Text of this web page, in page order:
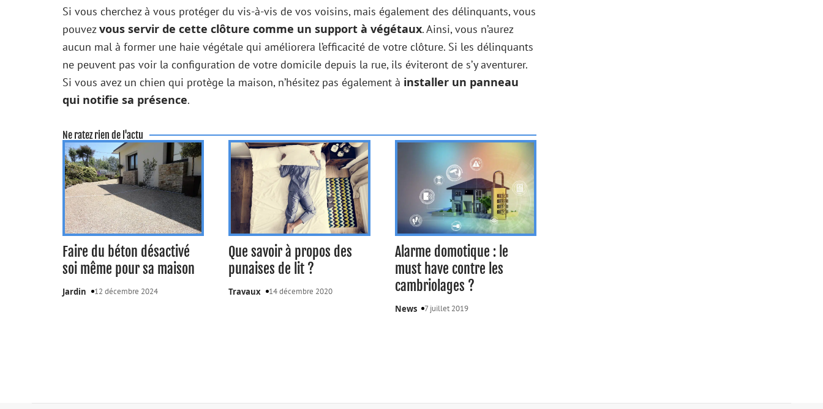
Si vous cherchez à vous protéger du vis-à-vis de vos voisins, mais également des délinquants, vous
pouvezvous servir de cette clôture comme un support à végétaux. Ainsi, vous n’aurez
aucun mal à former une haie végétale qui améliorera l’efficacité de votre clôture. Si les délinquants
ne peuvent pas voir la configuration de votre domicile depuis la rue, ils éviteront de s’y aventurer.
Si vous avez un chien qui protège la maison, n’hésitez pas également à installer un panneau
qui notifie sa présence.
Ne ratez rien de l'actu
Faire du béton désactivé
soi même pour sa maison
Jardin 12 décembre 2024
Que savoir à propos des
punaises de lit ?
Travaux 14 décembre 2020
Alarme domotique : le
must have contre les
cambriolages ?
News 7 juillet 2019